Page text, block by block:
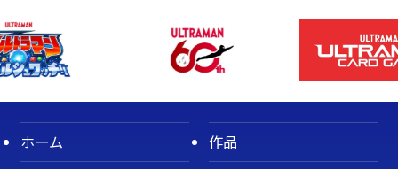
ホーム
作品